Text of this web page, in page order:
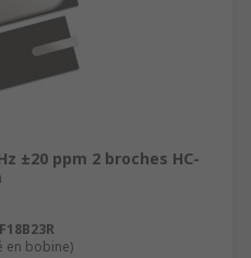
±20 ppm 2 broches HC-
en bobine)